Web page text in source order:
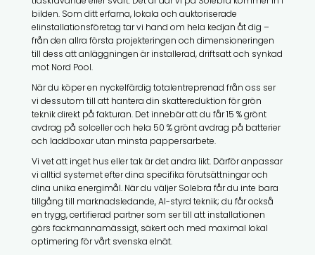
bilden. Som ditt erfarna, lokala och auktoriserade
elinstallationsföretag tar vi hand om hela kedjan åt dig –
från den allra första projekteringen och dimensioneringen
till dess att anläggningen är installerad, driftsatt och synkad
mot Nord Pool.
När du köper en nyckelfärdig totalentreprenad från oss ser
vi dessutom till att hantera din skattereduktion för grön
teknik direkt på fakturan. Det innebär att du får 15 % grönt
avdrag på solceller och hela 50 % grönt avdrag på batterier
och laddboxar utan minsta pappersarbete.
Vi vet att inget hus eller tak är det andra likt. Därför anpassar
vi alltid systemet efter dina specifika förutsättningar och
dina unika energimål. När du väljer Solebra får du inte bara
tillgång till marknadsledande, AI-styrd teknik; du får också
en trygg, certifierad partner som ser till att installationen
görs fackmannamässigt, säkert och med maximal lokal
optimering för vårt svenska elnät.